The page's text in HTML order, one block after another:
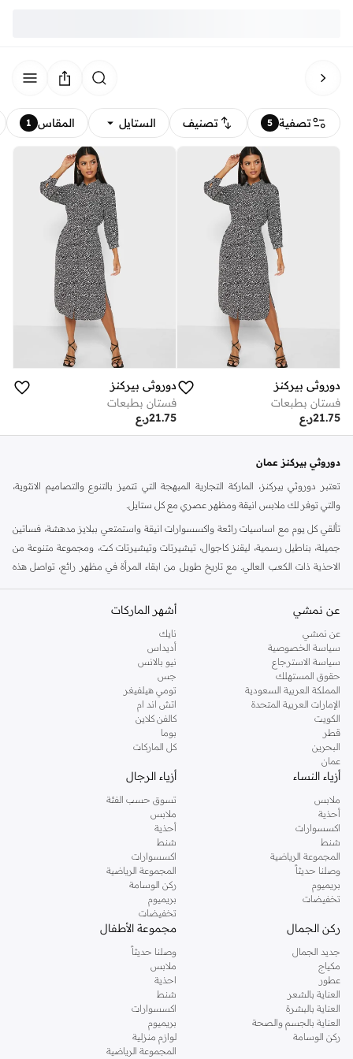
تصفية 5 تصنيف الستايل المقاس 1
دوروثي بيركنز
فستان بطبعات
ر.ع21.75
دوروثي بيركنز
فستان بطبعات
ر.ع21.75
دوروثي بيركنز عمان
تعتبر دوروثي بيركنز، الماركة التجارية المبهجة التي تتميز بالتنوع والتصاميم الانثوية،
والتي توفر لك ملابس انيقة ومظهر عصري مع كل ستايل.
تألقي كل يوم مع اساسيات رائعة واكسسوارات انيقة واستمتعي ببلايز مدهشة، فساتين
جميلة، بناطيل رسمية، ليقنز كاجوال، تيشيرتات وتيشيرتات كت، ومجموعة متنوعة من
الاحذية ذات الكعب العالي. مع تاريخ طويل من ابقاء المرأة في مظهر رائع، تواصل هذه
كنت تقومين بتجديد خزانة ملابسك الملائمة للعمل، البحث عن فستان مثالي للحفلات او
اليه.
تسوقي دوروثي بيركنز اون لاين مسقط
تسوقي دوروثي بيركنز اون لاين من نمشي واستمتعي باكثر من الف ستايل من مجموعة
دوروثي بيركنز الشهيرة. تصفحي المجموعة كاملة في متجر دوروثي بيركنز اون لاين او
استخدمي القائمة لتحديد تجربة تسوق دوروثي بيركنز اون لاين. خدمة التوصيل السريعة
والدعم الاستثنائي يضمن لك تجربة تسوق ممتعة دائما مع نمشي.
عن نمشي
عن نمشي
سياسة الخصوصية
سياسة الاسترجاع
حقوق المستهلك
المملكة العربية السعودية
الإمارات العربية المتحدة
الكويت
قطر
البحرين
عمان
أشهر الماركات
نايك
أديداس
نيو بالانس
جس
تومي هيلفيغر
اتش اند ام
كالفن كلاين
بوما
كل الماركات
أزياء النساء
ملابس
أحذية
اكسسوارات
شنط
المجموعة الرياضية
وصلنا حديثاً
بريميوم
تخفيضات
أزياء الرجال
تسوق حسب الفئة
ملابس
أحذية
شنط
اكسسوارات
المجموعة الرياضية
ركن الوسامة
بريميوم
تخفيضات
ركن الجمال
جديد الجمال
مكياج
عطور
العناية بالشعر
العناية بالبشرة
العناية بالجسم والصحة
ركن الوسامة
مجموعة الأطفال
وصلنا حديثاً
ملابس
احذية
شنط
اكسسوارات
بريميوم
لوازم منزلية
المجموعة الرياضية